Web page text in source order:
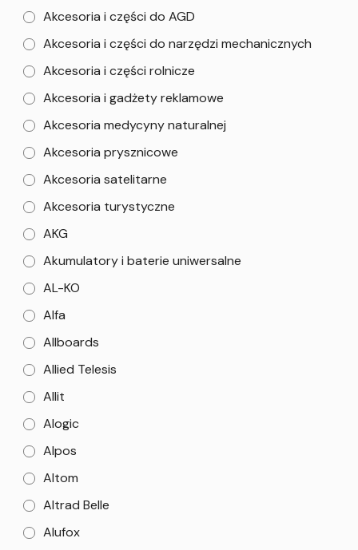
Akcesoria i części do AGD
Akcesoria i części do narzędzi mechanicznych
Akcesoria i części rolnicze
Akcesoria i gadżety reklamowe
Akcesoria medycyny naturalnej
Akcesoria prysznicowe
Akcesoria satelitarne
Akcesoria turystyczne
AKG
Akumulatory i baterie uniwersalne
AL-KO
Alfa
Allboards
Allied Telesis
Allit
Alogic
Alpos
Altom
Altrad Belle
Alufox